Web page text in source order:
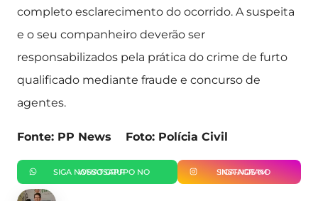
completo esclarecimento do ocorrido. A suspeita
e o seu companheiro deverão ser
responsabilizados pela prática do crime de furto
qualificado mediante fraude e concurso de
agentes.
Fonte: PP News Foto: Polícia Civil
SIGA NOSSO GRUPO NO WHATSAPP SIGA-NOS NO INSTAGRAM